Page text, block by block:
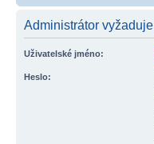
Administrátor
Uživatelské jméno:
Heslo: